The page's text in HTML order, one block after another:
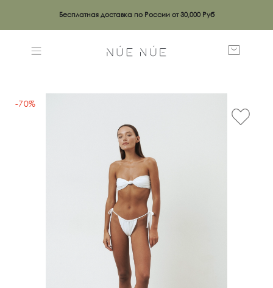
Бесплатная доставка по России от 30,000 Руб
-70%